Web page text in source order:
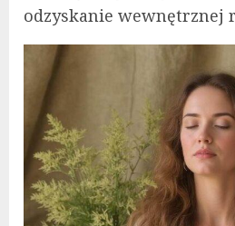
odzyskanie wewnętrznej